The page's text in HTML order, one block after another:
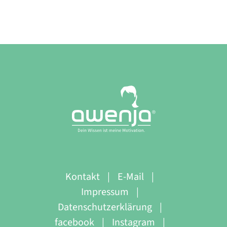
Kontakt
E-Mail
Impressum
Datenschutzerklärung
facebook
Instagram